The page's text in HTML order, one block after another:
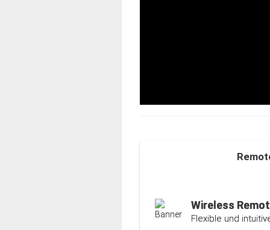
Wireless
Flexible und